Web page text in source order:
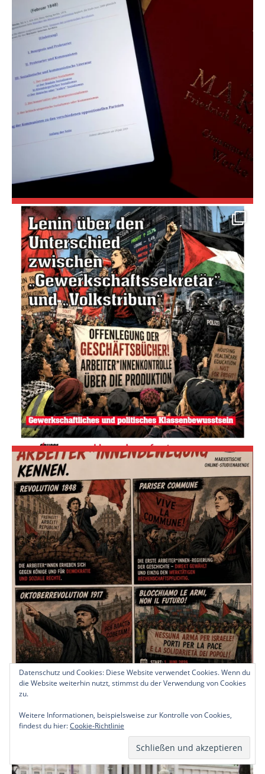
Datenschutz und Cookies: Diese Website verwendet Cookies. Wenn du
die Website weiterhin nutzt, stimmst du der Verwendung von Cookies
zu.
Weitere Informationen, beispielsweise zur Kontrolle von Cookies,
findest du hier:Cookie-Richtlinie